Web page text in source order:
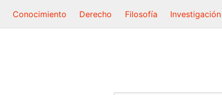
Conocimiento Derecho Filosofía Investigación